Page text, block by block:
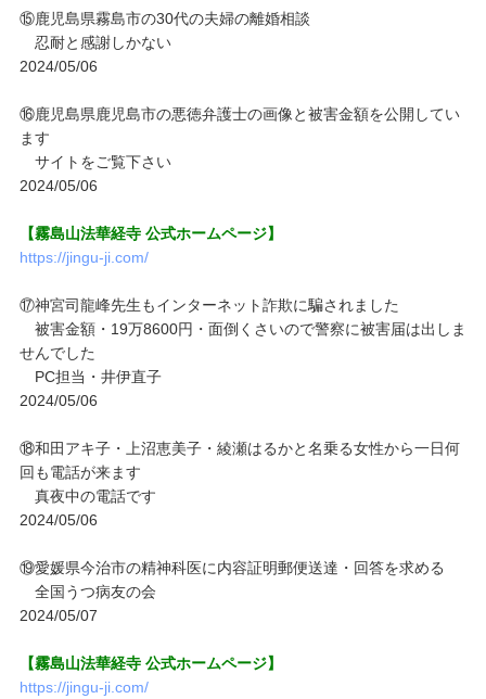
⑮鹿児島県霧島市の30代の夫婦の離婚相談
忍耐と感謝しかない
2024/05/06
⑯鹿児島県鹿児島市の悪徳弁護士の画像と被害金額を公開してい
ます
サイトをご覧下さい
2024/05/06
【霧島山法華経寺 公式ホームページ】
https://jingu-ji.com/
⑰神宮司龍峰先生もインターネット詐欺に騙されました
被害金額・19万8600円・面倒くさいので警察に被害届は出しま
せんでした
PC担当・井伊直子
2024/05/06
⑱和田アキ子・上沼恵美子・綾瀬はるかと名乗る女性から一日何
回も電話が来ます
真夜中の電話です
2024/05/06
⑲愛媛県今治市の精神科医に内容証明郵便送達・回答を求める
全国うつ病友の会
2024/05/07
【霧島山法華経寺 公式ホームページ】
https://jingu-ji.com/